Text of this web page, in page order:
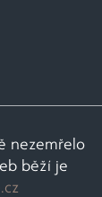
nezemřelo
běží je